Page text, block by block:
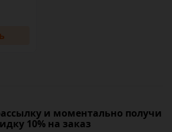
и моментально получи
10% на заказ